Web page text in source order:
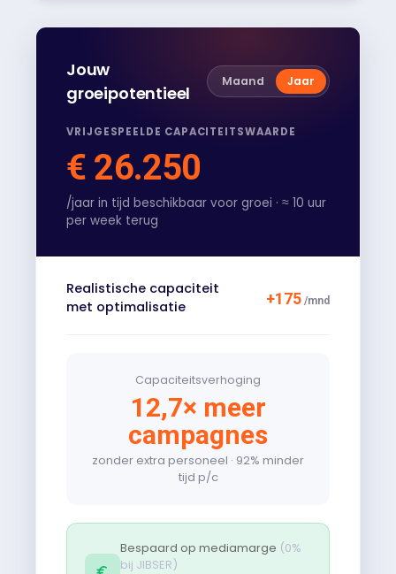
Jouw
groeipotentieel
Maand Jaar
VRIJGESPEELDE CAPACITEITSWAARDE
€ 26.250
/jaar in tijd beschikbaar voor groei · ≈ 10 uur
per week terug
Realistische capaciteit
met optimalisatie
+175 /mnd
Capaciteitsverhoging
12,7× meer
campagnes
zonder extra personeel · 92% minder
tijd p/c
Bespaard op mediamarge (0%
bij JIBSER)